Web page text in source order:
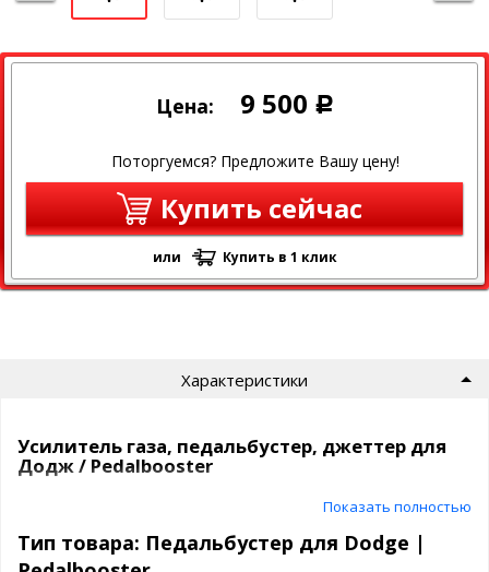
Цена: 9 500 Р
Поторгуемся? Предложите Вашу цену!
Купить сейчас
или Купить в 1 клик
Характеристики
Усилитель газа, педальбустер, джеттер для
Додж / Pedalbooster
- это электронный контроллер дроссельной заслонки , который
регулирует отклик дроссельной заслонки при нажатии педали
Показать полностью
Тип товара: Педальбустер для Dodge |